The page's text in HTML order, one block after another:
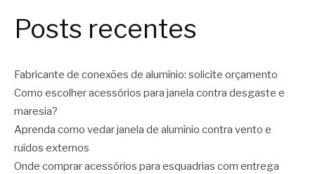
Posts recentes
Fabricante de conexões de alumínio: solicite orçamento
Como escolher acessórios para janela contra desgaste e
maresia?
Aprenda como vedar janela de alumínio contra vento e
ruídos externos
Onde comprar acessórios para esquadrias com entrega